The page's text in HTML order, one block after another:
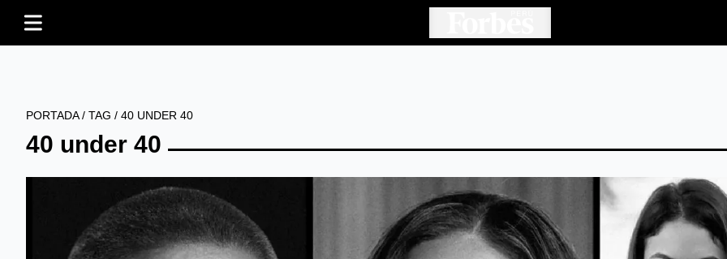
PORTADA/ TAG / 40 UNDER 40
40 under 40